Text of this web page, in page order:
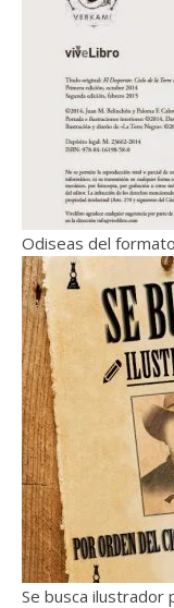
Odiseas del
Se busca ilustrador